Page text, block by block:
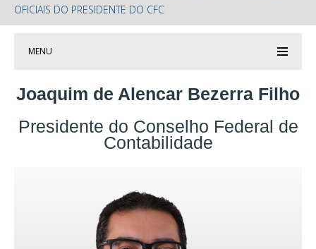
OFICIAIS DO PRESIDENTE DO CFC
MENU
Joaquim de Alencar Bezerra Filho
Presidente do Conselho Federal de
Contabilidade